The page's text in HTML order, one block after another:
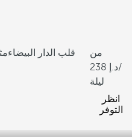
قلب الدار البيضاء
من
238
/
ليلة
انظر
التوفر